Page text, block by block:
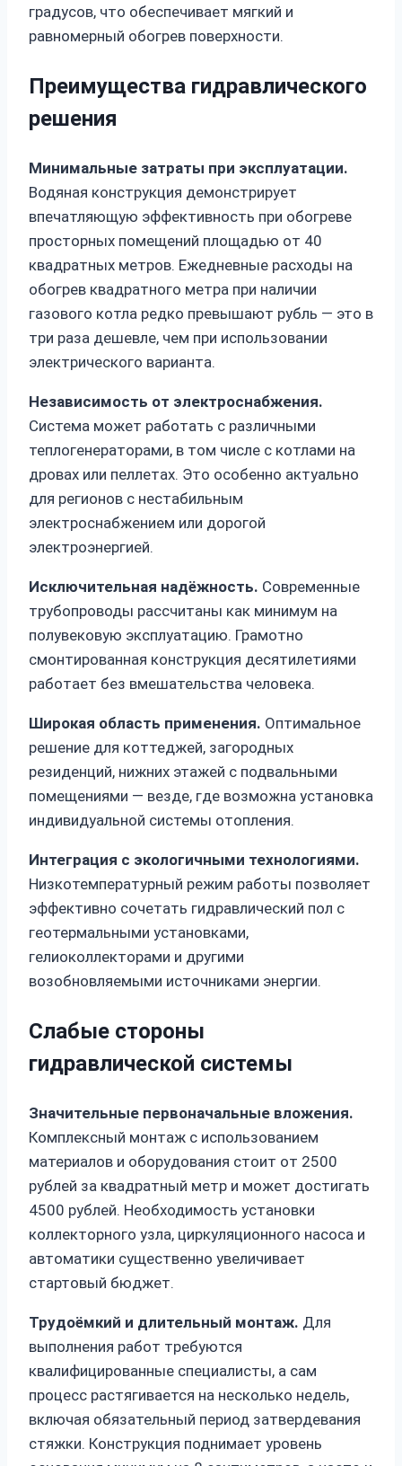
градусов, что обеспечивает мягкий и
равномерный обогрев поверхности.
Преимущества гидравлического
решения
Минимальные затраты при эксплуатации.
Водяная конструкция демонстрирует
впечатляющую эффективность при обогреве
просторных помещений площадью от 40
квадратных метров. Ежедневные расходы на
обогрев квадратного метра при наличии
газового котла редко превышают рубль — это в
три раза дешевле, чем при использовании
электрического варианта.
Независимость от электроснабжения.
Система может работать с различными
теплогенераторами, в том числе с котлами на
дровах или пеллетах. Это особенно актуально
для регионов с нестабильным
электроснабжением или дорогой
электроэнергией.
Исключительная надёжность. Современные
трубопроводы рассчитаны как минимум на
полувековую эксплуатацию. Грамотно
смонтированная конструкция десятилетиями
работает без вмешательства человека.
Широкая область применения. Оптимальное
решение для коттеджей, загородных
резиденций, нижних этажей с подвальными
помещениями — везде, где возможна установка
индивидуальной системы отопления.
Интеграция с экологичными технологиями.
Низкотемпературный режим работы позволяет
эффективно сочетать гидравлический пол с
геотермальными установками,
гелиоколлекторами и другими
возобновляемыми источниками энергии.
Слабые стороны
гидравлической системы
Значительные первоначальные вложения.
Комплексный монтаж с использованием
материалов и оборудования стоит от 2500
рублей за квадратный метр и может достигать
4500 рублей. Необходимость установки
коллекторного узла, циркуляционного насоса и
автоматики существенно увеличивает
стартовый бюджет.
Трудоёмкий и длительный монтаж. Для
выполнения работ требуются
квалифицированные специалисты, а сам
процесс растягивается на несколько недель,
включая обязательный период затвердевания
стяжки. Конструкция поднимает уровень